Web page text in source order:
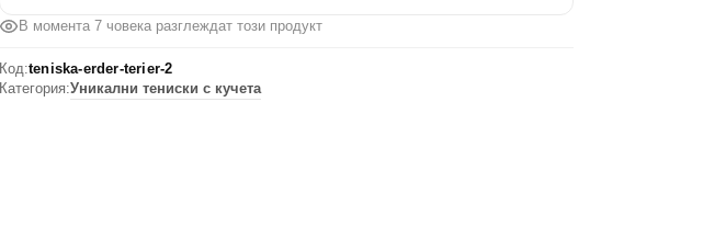
В момента 7 човека разглеждат този продукт
Код:teniska-erder-terier-2
Категория:Уникални тениски с кучета